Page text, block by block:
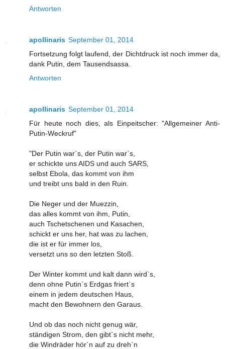
Antworten
apollinaris September 01, 2014
Fortsetzung folgt laufend, der Dichtdruck ist noch immer da,
dank Putin, dem Tausendsassa.
Antworten
apollinaris September 01, 2014
Für heute noch dies, als Einpeitscher: "Allgemeiner Anti-
Putin-Weckruf"
"Der Putin war`s, der Putin war`s,
er schickte uns AIDS und auch SARS,
selbst Ebola, das kommt von ihm
und treibt uns bald in den Ruin.
Die Neger und der Muezzin,
das alles kommt von ihm, Putin,
auch Tschetschenen und Kasachen,
schickt er uns her, hat was zu lachen,
die ist er für immer los,
versetzt uns so den letzten Stoß.
Der Winter kommt und kalt dann wird`s,
denn ohne Putin`s Erdgas friert`s
einem in jedem deutschen Haus,
macht den Bewohnern den Garaus.
Und ob das noch nicht genug wär,
ständigen Strom, den gibt`s nicht mehr,
die Windräder hör`n auf zu dreh`n